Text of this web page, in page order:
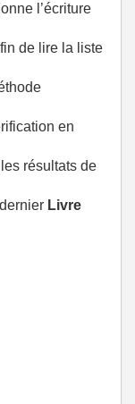
l’écriture
de lire la liste
en
résultats de
Livre